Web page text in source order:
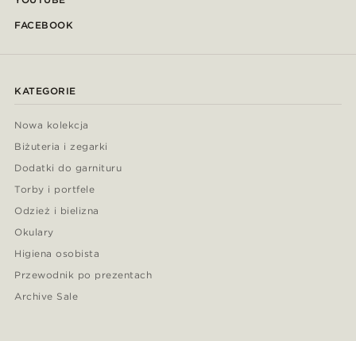
FACEBOOK
KATEGORIE
Nowa kolekcja
Biżuteria i zegarki
Dodatki do garnituru
Torby i portfele
Odzież i bielizna
Okulary
Higiena osobista
Przewodnik po prezentach
Archive Sale